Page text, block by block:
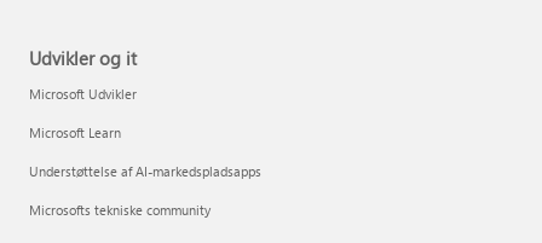
Udvikler og it
Microsoft Udvikler
Microsoft Learn
Understøttelse af AI-markedspladsapps
Microsofts tekniske community